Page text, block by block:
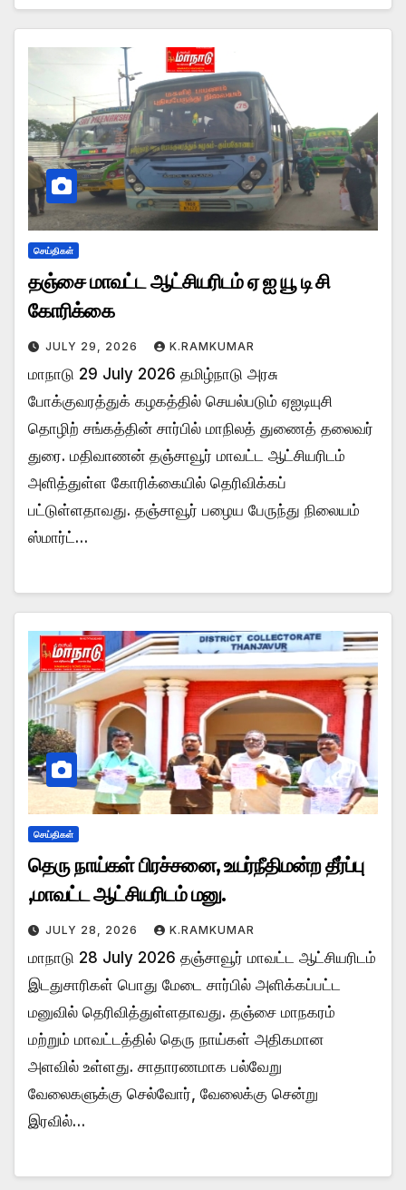
செய்திகள்
தஞ்சை மாவட்ட ஆட்சியரிடம் ஏ ஐ யூ டி சி
கோரிக்கை
JULY 29, 2026 K.RAMKUMAR
மாநாடு 29 July 2026 தமிழ்நாடு அரசு
போக்குவரத்துக் கழகத்தில் செயல்படும் ஏஐடியுசி
தொழிற் சங்கத்தின் சார்பில் மாநிலத் துணைத் தலைவர்
துரை. மதிவாணன் தஞ்சாவூர் மாவட்ட ஆட்சியரிடம்
அளித்துள்ள கோரிக்கையில் தெரிவிக்கப்
பட்டுள்ளதாவது. தஞ்சாவூர் பழைய பேருந்து நிலையம்
ஸ்மார்ட்…
செய்திகள்
தெரு நாய்கள் பிரச்சனை, உயர்நீதிமன்ற தீர்ப்பு
,மாவட்ட ஆட்சியரிடம் மனு.
JULY 28, 2026 K.RAMKUMAR
மாநாடு 28 July 2026 தஞ்சாவூர் மாவட்ட ஆட்சியரிடம்
இடதுசாரிகள் பொது மேடை சார்பில் அளிக்கப்பட்ட
மனுவில் தெரிவித்துள்ளதாவது. தஞ்சை மாநகரம்
மற்றும் மாவட்டத்தில் தெரு நாய்கள் அதிகமான
அளவில் உள்ளது. சாதாரணமாக பல்வேறு
வேலைகளுக்கு செல்வோர், வேலைக்கு சென்று
இரவில்…